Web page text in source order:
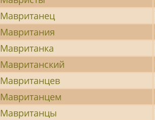
Мавританец
Мавритания
Мавританка
Мавританский
Мавританцев
Мавританцем
Мавританцы